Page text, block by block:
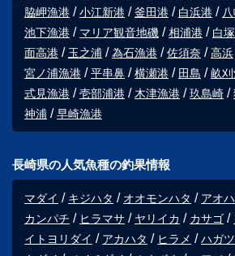
脇岬漁港
小江新港 釜田港 白浜港
池下漁港
マリア観音地磯 相浦港 白
面高港
玉之浦 為石漁港 佐須奈 高浜
宮ノ浦漁港
平串鼻 横瀬港 田島 畝
式見漁港
壱部浦港 木津漁港 玖島崎
神浦
早崎漁港
長崎県の人気魚種の釣果情報
マダイ キジハタ オオモンハタ アオ
カンパチ
ヒラマサ ヤリイカ カサゴ
イトヨリダイ
アカハタ ヒラメ ハガ